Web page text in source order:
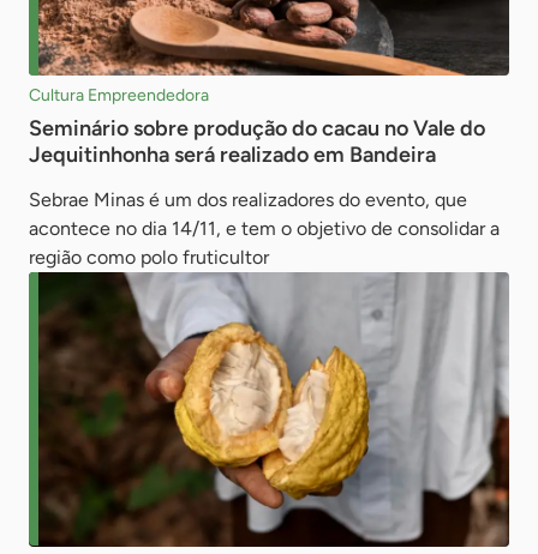
Cultura Empreendedora
Seminário sobre produção do cacau no Vale do
Jequitinhonha será realizado em Bandeira
Sebrae Minas é um dos realizadores do evento, que
acontece no dia 14/11, e tem o objetivo de consolidar a
região como polo fruticultor